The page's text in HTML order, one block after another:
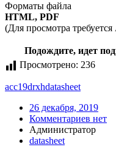
Форматы файла
HTML, PDF
(Для просмотра
Подождите, идет
Просмотрено: 236
acc19drxhdatasheet
26 декабря, 2019
Комментариев нет
Администратор
datasheet